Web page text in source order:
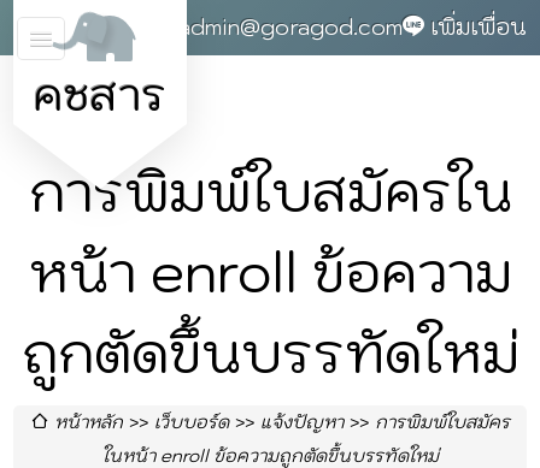
คชสาร
0868142004 admin@goragod.com เพิ่มเพื่อน
การพิมพ์ใบสมัครใน
หน้า enroll ข้อความ
ถูกตัดขึ้นบรรทัดใหม่
หน้าหลัก เว็บบอร์ด แจ้งปัญหา
การพิมพ์ใบสมัคร
ในหน้า enroll ข้อความถูกตัดขึ้นบรรทัดใหม่